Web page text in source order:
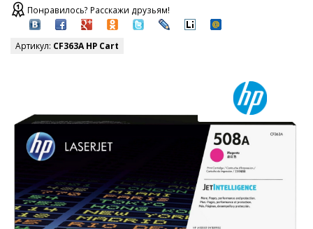
Понравилось? Расскажи друзьям!
Артикул: CF363A HP Cart